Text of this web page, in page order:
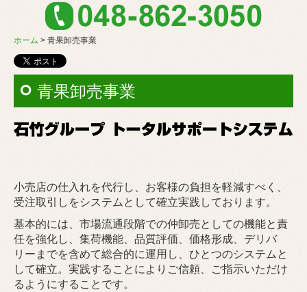
石竹板橋
ベジフル８０８
石竹多摩
社員の声
お問い合わせ
プライバシーポリシー
ホーム 青果卸売事業
青果卸売事業
小売店の仕入れを代行し、お客様の負担を軽減すべく、
受注取引しをシステムとして確立実践しております。
基本的には、市場流通段階での仲卸売としての機能と責
任を強化し、集荷機能、品質評価、価格形成、デリバ
リーまでを含めて総合的に運用し、ひとつのシステムと
して確立。実践することによりご信頼、ご指示いただけ
るようにすることです。